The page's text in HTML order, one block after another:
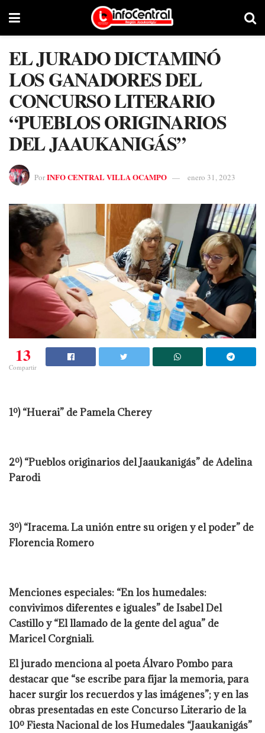
EL JURADO DICTAMINÓ
LOS GANADORES DEL
CONCURSO LITERARIO
“PUEBLOS ORIGINARIOS
DEL JAAUKANIGÁS”
PorINFO CENTRAL VILLA OCAMPO enero 31, 2023
13
Compartir
1º) “Huerai” de Pamela Cherey
2º) “Pueblos originarios del Jaaukanigás” de Adelina
Parodi
3º) “Iracema. La unión entre su origen y el poder” de
Florencia Romero
Menciones especiales: “En los humedales:
convivimos diferentes e iguales” de Isabel Del
Castillo y “El llamado de la gente del agua” de
Maricel Corgniali.
El jurado menciona al poeta Álvaro Pombo para
destacar que “se escribe para fijar la memoria, para
hacer surgir los recuerdos y las imágenes”; y en las
obras presentadas en este Concurso Literario de la
10º Fiesta Nacional de los Humedales “Jaaukanigás”